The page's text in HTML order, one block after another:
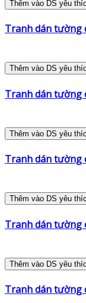
Thêm vào DS yêu
Tranh dán tường
Thêm vào DS yêu
Tranh dán tường
Thêm vào DS yêu
Tranh dán tường
Thêm vào DS yêu
Tranh dán tường
Thêm vào DS yêu
Tranh dán tường